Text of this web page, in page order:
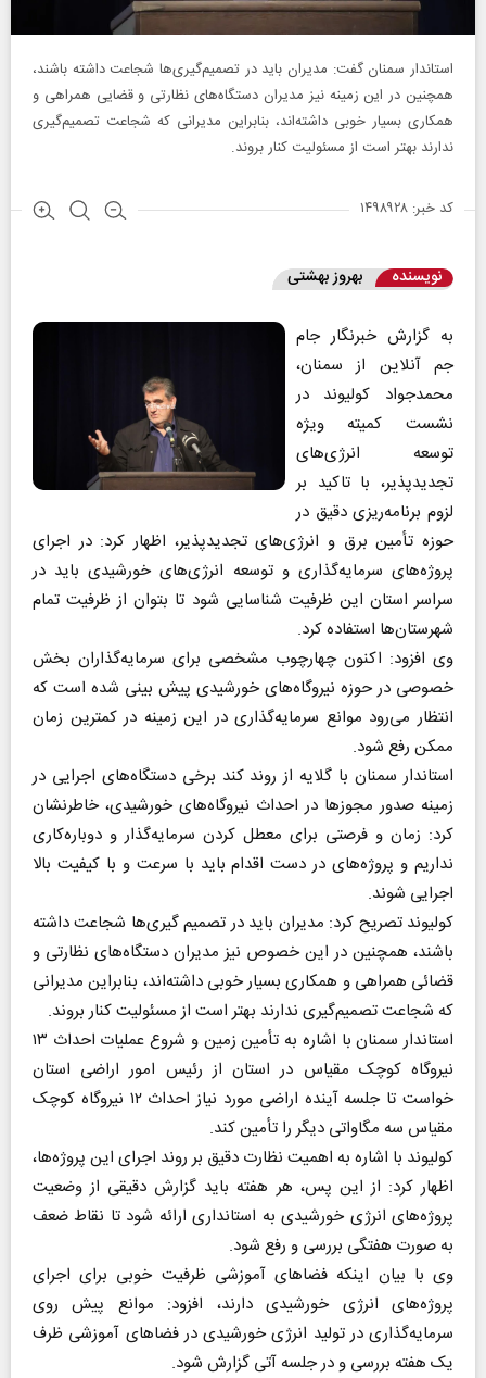
استاندار سمنان گفت: مدیران باید در تصمیم‌گیری‌ها شجاعت داشته باشند،
همچنین در این زمینه نیز مدیران دستگاه‌های نظارتی و قضایی همراهی و
همکاری بسیار خوبی داشته‌اند، بنابراین مدیرانی که شجاعت تصمیم‌گیری
ندارند بهتر است از مسئولیت کنار بروند.
کد خبر: ۱۴۹۸۹۲۸
نویسنده بهروز بهشتی
به گزارش خبرنگار جام
جم آنلاین از سمنان،
محمدجواد کولیوند در
نشست کمیته ویژه
توسعه انرژی‌های
تجدیدپذیر، با تاکید بر
لزوم برنامه‌ریزی دقیق در
حوزه تأمین برق و انرژی‌های تجدیدپذیر، اظهار کرد: در اجرای
پروژه‌های سرمایه‌گذاری و توسعه انرژی‌های خورشیدی باید در
سراسر استان این ظرفیت شناسایی شود تا بتوان از ظرفیت تمام
شهرستان‌ها استفاده کرد.
وی افزود: اکنون چهارچوب مشخصی برای سرمایه‌گذاران بخش
خصوصی در حوزه نیروگاه‌های خورشیدی پیش بینی شده است که
انتظار می‌رود موانع سرمایه‌گذاری در این زمینه در کمترین زمان
ممکن رفع شود.
استاندار سمنان با گلایه از روند کند برخی دستگاه‌های اجرایی در
زمینه صدور مجوزها در احداث نیروگاه‌های خورشیدی، خاطرنشان
کرد: زمان و فرصتی برای معطل کردن سرمایه‌گذار و دوباره‌کاری
نداریم و پروژه‌های در دست اقدام باید با سرعت و با کیفیت بالا
اجرایی شوند.
کولیوند تصریح کرد: مدیران باید در تصمیم گیری‌ها شجاعت داشته
باشند، همچنین در این خصوص نیز مدیران دستگاه‌های نظارتی و
قضائی همراهی و همکاری بسیار خوبی داشته‌اند، بنابراین مدیرانی
که شجاعت تصمیم‌گیری ندارند بهتر است از مسئولیت کنار بروند.
استاندار سمنان با اشاره به تأمین زمین و شروع عملیات احداث ۱۳
نیروگاه کوچک مقیاس در استان از رئیس امور اراضی استان
خواست تا جلسه آینده اراضی مورد نیاز احداث ۱۲ نیروگاه کوچک
مقیاس سه مگاواتی دیگر را تأمین کند.
کولیوند با اشاره به اهمیت نظارت دقیق بر روند اجرای این پروژه‌ها،
اظهار کرد: از این پس، هر هفته باید گزارش دقیقی از وضعیت
پروژه‌های انرژی خورشیدی به استانداری ارائه شود تا نقاط ضعف
به صورت هفتگی بررسی و رفع شود.
وی با بیان اینکه فضاهای آموزشی ظرفیت خوبی برای اجرای
پروژه‌های انرژی خورشیدی دارند، افزود: موانع پیش روی
سرمایه‌گذاری در تولید انرژی خورشیدی در فضاهای آموزشی ظرف
یک هفته بررسی و در جلسه آتی گزارش شود.